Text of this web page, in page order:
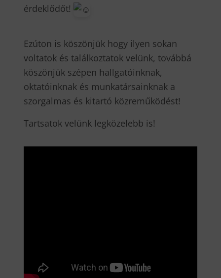
érdeklődőt!
Ezúton is köszönjük hogy ilyen sokan
voltatok és találkoztatok velünk, továbbá
köszönjük szépen hallgatóinknak,
oktatóinknak és munkatársainknak a
szorgalmas és kitartó közreműködést!
Tartsatok velünk legközelebb is!